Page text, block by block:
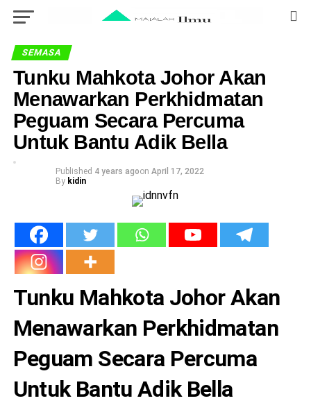
SEMASA
Tunku Mahkota Johor Akan
Menawarkan Perkhidmatan
Peguam Secara Percuma
Untuk Bantu Adik Bella
Published 4 years agoon April 17, 2022
By kidin
Tunku Mahkota Johor Akan
Menawarkan Perkhidmatan
Peguam Secara Percuma
Untuk Bantu Adik Bella